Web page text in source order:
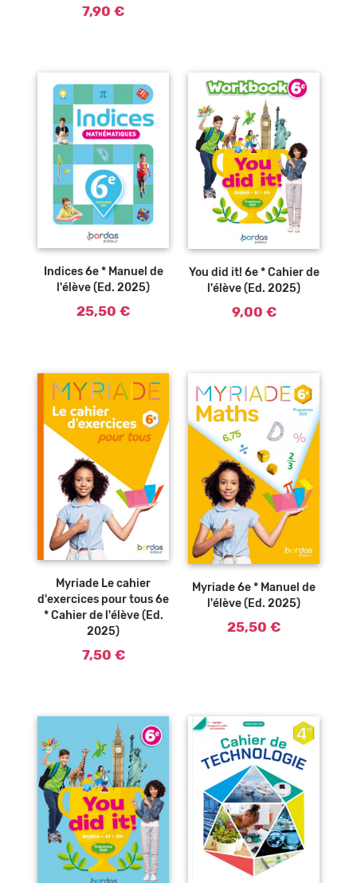
7,90 €
Ajouter au
Indices 6e * Manuel de
l'élève (Ed. 2025)
25,50 €
Ajouter au
You did it! 6e * Cahier de
l'élève (Ed. 2025)
9,00 €
Ajouter au
Myriade Le cahier
d'exercices pour tous 6e
* Cahier de l'élève (Ed.
2025)
7,50 €
Ajouter au
Myriade 6e * Manuel de
l'élève (Ed. 2025)
25,50 €